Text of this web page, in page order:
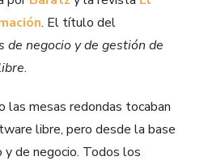
. El título del
de negocio y de gestión de
.
las mesas redondas tocaban
libre, pero desde la base
de negocio. Todos los